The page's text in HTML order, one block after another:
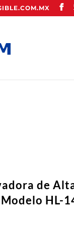
de
HL-